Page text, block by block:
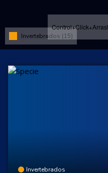
Invertebrados (15)
Invertebrados